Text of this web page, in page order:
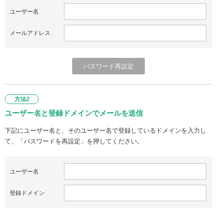
ユーザー名
メールアドレス
方法2
ユーザー名と登録ドメインでメールを送信
下記にユーザー名と、そのユーザー名で登録しているドメインを入力し
て、「パスワードを再設定」を押してください。
ユーザー名
登録ドメイン